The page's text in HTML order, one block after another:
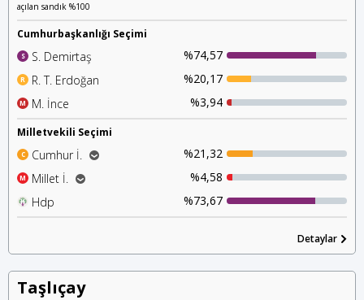
açılan sandık %100
Cumhurbaşkanlığı Seçimi
S S. Demirtaş %74,57
R R. T. Erdoğan %20,17
M M. İnce %3,94
Milletvekili Seçimi
C Cumhur İ.
%21,32
Ak Parti
Mhp
M Millet İ.
%4,58
Chp
İyi Parti
%0,90
H Hdp %73,67
Detaylar
Taşlıçay